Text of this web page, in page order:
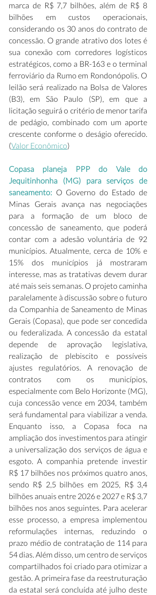
marca de R$ 7,7 bilhões, além de R$ 8
bilhões em custos operacionais,
considerando os 30 anos do contrato de
concessão. O grande atrativo dos lotes é
sua conexão com corredores logísticos
estratégicos, como a BR-163 e o terminal
ferroviário da Rumo em Rondonópolis. O
leilão será realizado na Bolsa de Valores
(B3), em São Paulo (SP), em que a
licitação seguirá o critério de menor tarifa
de pedágio, combinado com um aporte
crescente conforme o deságio oferecido.
(Valor Econômico)
Copasa planeja PPP do Vale do
Jequitinhonha (MG) para serviços de
saneamento: O Governo do Estado de
Minas Gerais avança nas negociações
para a formação de um bloco de
concessão de saneamento, que poderá
contar com a adesão voluntária de 92
municípios. Atualmente, cerca de 10% e
15% dos municípios já mostraram
interesse, mas as tratativas devem durar
até mais seis semanas. O projeto caminha
paralelamente à discussão sobre o futuro
da Companhia de Saneamento de Minas
Gerais (Copasa), que pode ser concedida
ou federalizada. A concessão da estatal
depende de aprovação legislativa,
realização de plebiscito e possíveis
ajustes regulatórios. A renovação de
contratos com os municípios,
especialmente com Belo Horizonte (MG),
cuja concessão vence em 2034, também
será fundamental para viabilizar a venda.
Enquanto isso, a Copasa foca na
ampliação dos investimentos para atingir
a universalização dos serviços de água e
esgoto. A companhia pretende investir
R$ 17 bilhões nos próximos quatro anos,
sendo R$ 2,5 bilhões em 2025, R$ 3,4
bilhões anuais entre 2026 e 2027 e R$ 3,7
bilhões nos anos seguintes. Para acelerar
esse processo, a empresa implementou
reformulações internas, reduzindo o
prazo médio de contratação de 114 para
54 dias. Além disso, um centro de serviços
compartilhados foi criado para otimizar a
gestão. A primeira fase da reestruturação
da estatal será concluída até julho deste